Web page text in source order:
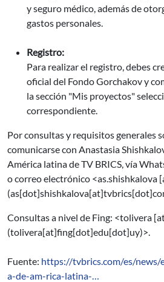
y seguro médico, además de
gastos personales.
Registro:
Para realizar el registro, debes
oficial del Fondo Gorchakov y
la sección "Mis proyectos"
correspondiente.
Por consultas y requisitos generales
comunicarse con Anastasia
América latina de TV BRICS, vía
o correo electrónico <as.shishkalova
Consultas a nivel de Fing: <tolivera
(tolivera[at]fing[dot]edu[dot]uy)>.
Fuente: https://tvbrics.com/es/news/
a-de-am-rica-latina-…